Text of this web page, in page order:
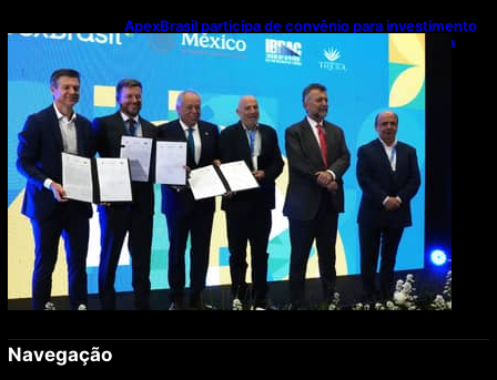
ApexBrasil participa de convênio para investimento
de R$ 2,63 milhões em exportações de cachaça
Navegação